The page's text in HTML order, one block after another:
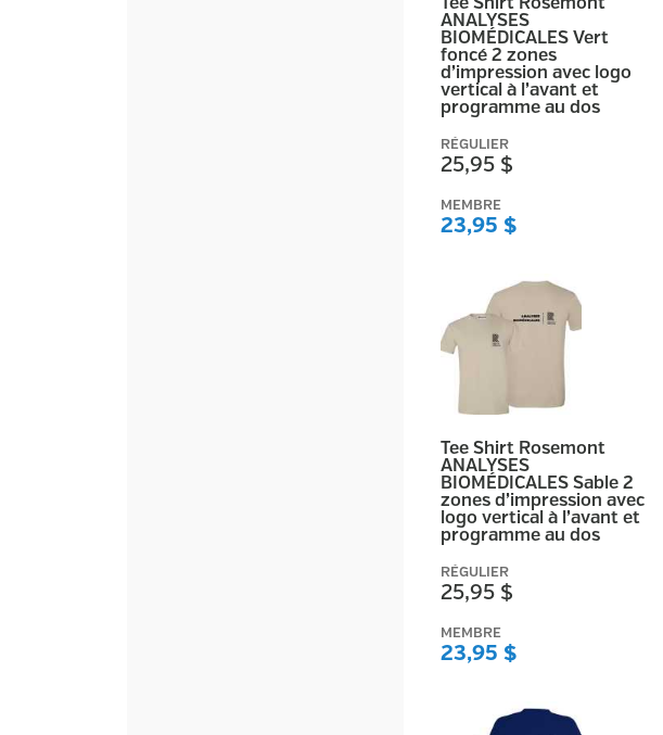
Tee Shirt Rosemont
ANALYSES
BIOMÉDICALES Vert
foncé 2 zones
d’impression avec logo
vertical à l’avant et
programme au dos
RÉGULIER
25,95 $
MEMBRE
23,95 $
Tee Shirt Rosemont
ANALYSES
BIOMÉDICALES Sable 2
zones d’impression avec
logo vertical à l’avant et
programme au dos
RÉGULIER
25,95 $
MEMBRE
23,95 $